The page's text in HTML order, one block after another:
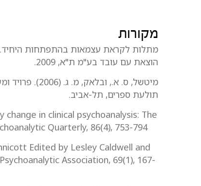
מקורות
הוצאת עם עובד בע"מ ת"א, 2009.
מיטשל, ס. א.,
תולעת ספרים, תל-אביב.
in clinical psychoanalysis: The
Quarterly, 86(4), 753-794
Edited by Lesley Caldwell and
Association, 69(1), 167-